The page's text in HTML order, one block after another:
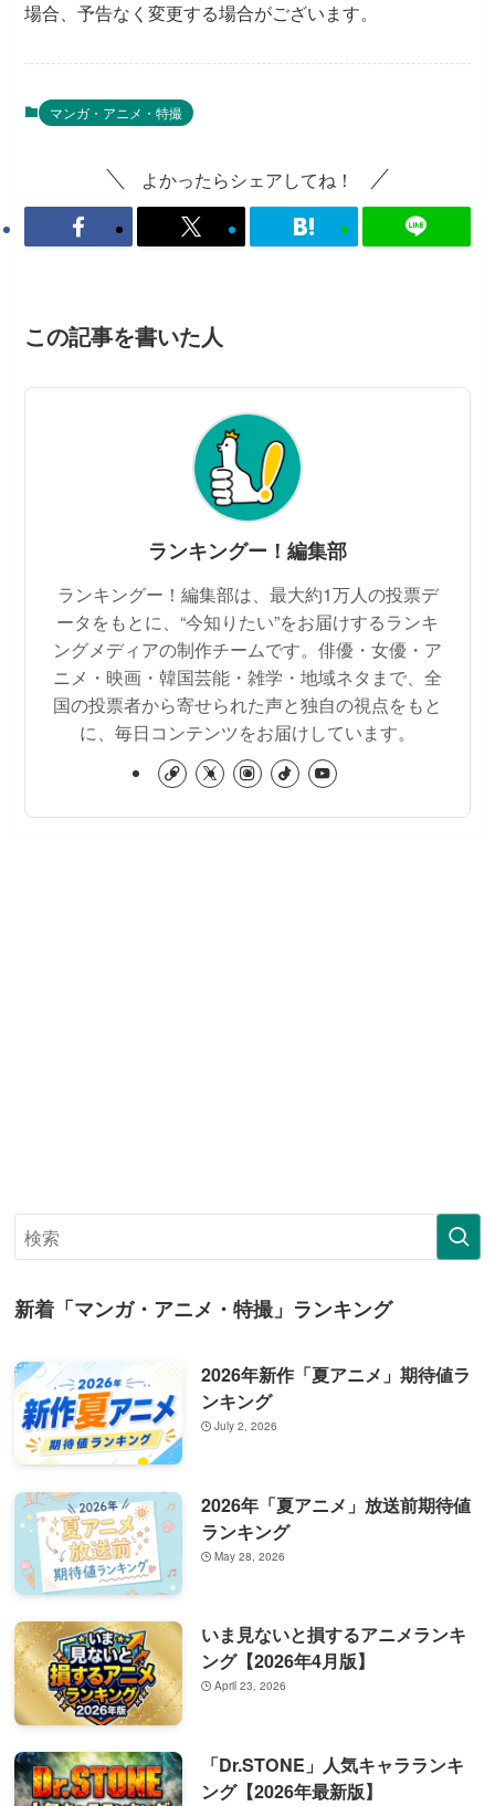
場合、予告なく変更する場合がございます。
マンガ・アニメ・特撮
よかったらシェアしてね！
この記事を書いた人
ランキングー！編集部
ランキングー！編集部は、最大約1万人の投票デ
ータをもとに、“今知りたい”をお届けするランキ
ングメディアの制作チームです。俳優・女優・ア
ニメ・映画・韓国芸能・雑学・地域ネタまで、全
国の投票者から寄せられた声と独自の視点をもと
に、毎日コンテンツをお届けしています。
新着「マンガ・アニメ・特撮」ランキング
2026年新作「夏アニメ」期待値ラ
ンキング
July 2, 2026
2026年「夏アニメ」放送前期待値
ランキング
May 28, 2026
いま見ないと損するアニメランキ
ング【2026年4月版】
April 23, 2026
「Dr.STONE」人気キャラランキ
ング【2026年最新版】